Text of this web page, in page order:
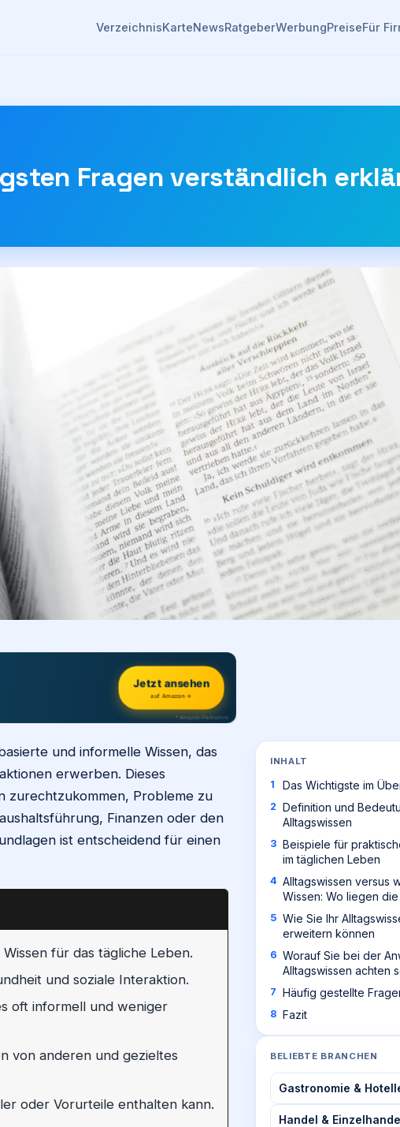
VerzeichnisKarteNewsRatgeberWerbungPreiseFür
Fragen verständlich
Jetzt ansehen
auf Amazon →
* Amazon-Partnerlink
und informelle Wissen, das
erwerben. Dieses
zurechtzukommen, Probleme zu
Finanzen oder den
ist entscheidend für einen
für das tägliche Leben.
und soziale Interaktion.
oft informell und weniger
von anderen und gezieltes
oder Vorurteile enthalten kann.
INHALT
Das Wichtigste im
Definition und
Alltagswissen
Beispiele für
im täglichen Leben
Alltagswissen versus
Wissen: Wo liegen
Wie Sie Ihr
erweitern können
Worauf Sie bei der
Alltagswissen achten
Häufig gestellte
Fazit
BELIEBTE BRANCHEN
Gastronomie &
Handel &